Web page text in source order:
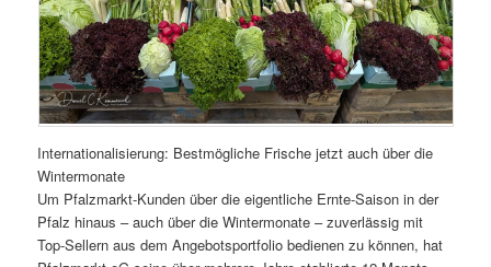
Internationalisierung: Bestmögliche Frische jetzt auch über die
Wintermonate
Um Pfalzmarkt-Kunden über die eigentliche Ernte-Saison in der
Pfalz hinaus – auch über die Wintermonate – zuverlässig mit
Top-Sellern aus dem Angebotsportfolio bedienen zu können, hat